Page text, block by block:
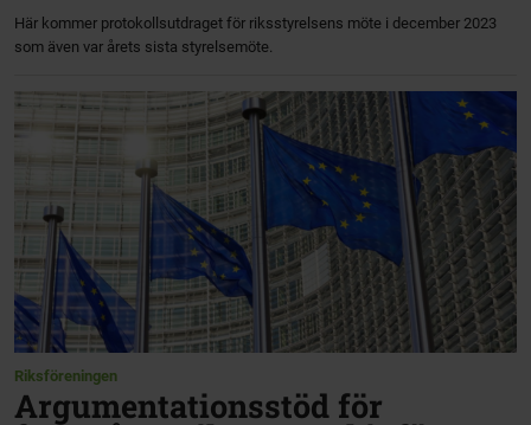
Här kommer protokollsutdraget för riksstyrelsens möte i december 2023
som även var årets sista styrelsemöte.
Riksföreningen
Argumentationsstöd för